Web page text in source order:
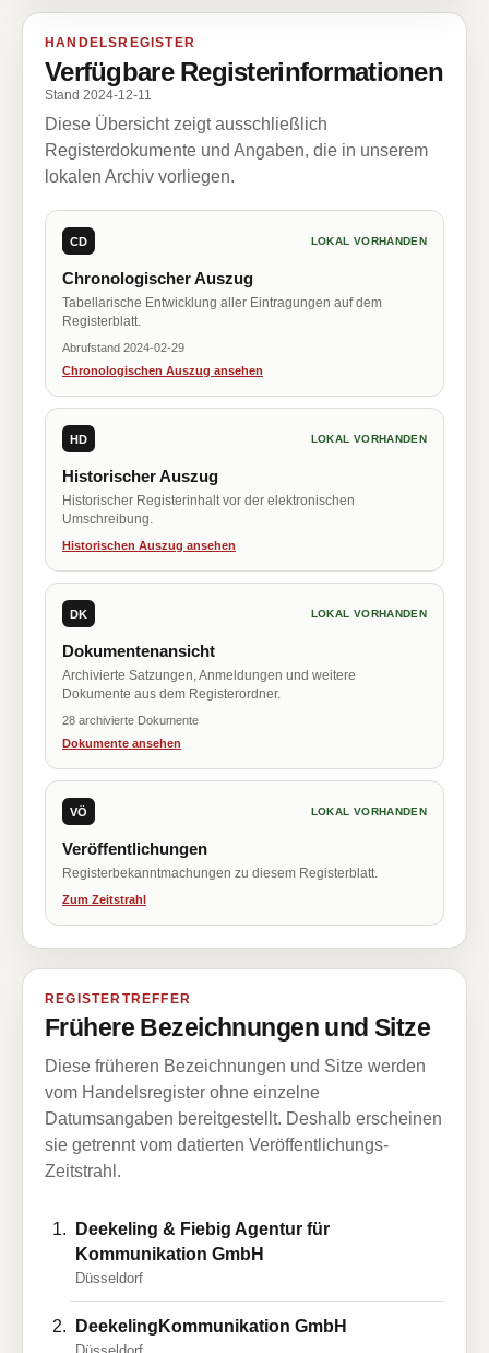
HANDELSREGISTER
Verfügbare Registerinformationen
Stand 2024-12-11
Diese Übersicht zeigt ausschließlich
Registerdokumente und Angaben, die in unserem
lokalen Archiv vorliegen.
CD LOKAL VORHANDEN
Chronologischer Auszug
Tabellarische Entwicklung aller Eintragungen auf dem
Registerblatt.
Abrufstand 2024-02-29
Chronologischen Auszug ansehen
HD LOKAL VORHANDEN
Historischer Auszug
Historischer Registerinhalt vor der elektronischen
Umschreibung.
Historischen Auszug ansehen
DK LOKAL VORHANDEN
Dokumentenansicht
Archivierte Satzungen, Anmeldungen und weitere
Dokumente aus dem Registerordner.
28 archivierte Dokumente
Dokumente ansehen
VÖ LOKAL VORHANDEN
Veröffentlichungen
Registerbekanntmachungen zu diesem Registerblatt.
Zum Zeitstrahl
REGISTERTREFFER
Frühere Bezeichnungen und Sitze
Diese früheren Bezeichnungen und Sitze werden
vom Handelsregister ohne einzelne
Datumsangaben bereitgestellt. Deshalb erscheinen
sie getrennt vom datierten Veröffentlichungs-
Zeitstrahl.
Deekeling & Fiebig Agentur für
Kommunikation GmbH
Düsseldorf
DeekelingKommunikation GmbH